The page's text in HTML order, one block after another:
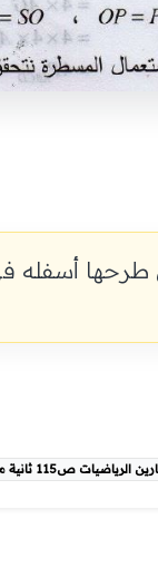
أسفله
ص115 ثانية متوسط